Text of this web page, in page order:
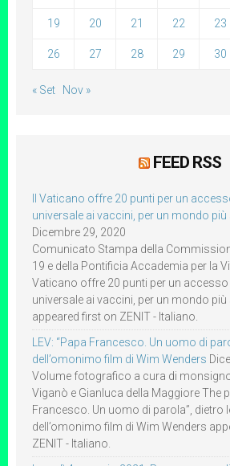
19 20 21 22 23
26 27 28 29 30
« Set Nov »
FEED RSS
Il Vaticano offre 20 punti per un
universale ai vaccini, per un mondo
Dicembre 29, 2020
Comunicato Stampa della
19 e della Pontificia Accademia per la
Vaticano offre 20 punti per un accesso
universale ai vaccini, per un mondo
appeared first on ZENIT - Italiano.
LEV: “Papa Francesco. Un uomo di
dell’omonimo film di Wim Wenders
Volume fotografico a cura di
Viganò e Gianluca della Maggiore The
Francesco. Un uomo di parola”, dietro
dell’omonimo film di Wim Wenders
ZENIT - Italiano.